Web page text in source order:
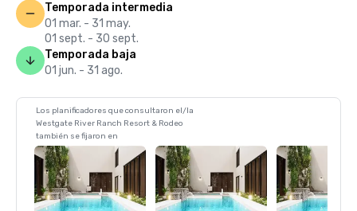
Temporada intermedia
01 mar. - 31 may.
01 sept. - 30 sept.
Temporada baja
01 jun. - 31 ago.
Los planificadores que consultaron el/la
Westgate River Ranch Resort & Rodeo
también se fijaron en